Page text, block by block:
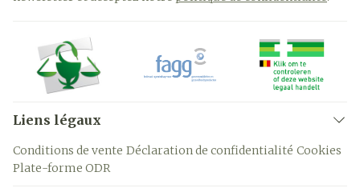
Liens légaux
Conditions de vente Déclaration de confidentialité Cookies
Plate-forme ODR